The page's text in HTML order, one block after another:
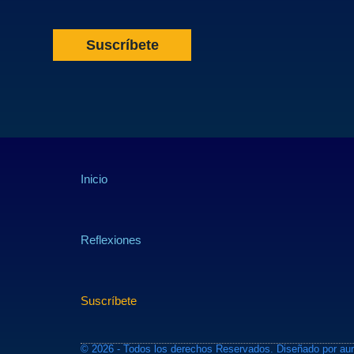
Suscríbete
Inicio
Reflexiones
Suscríbete
© 2026 - Todos los derechos Reservados. Diseñado por